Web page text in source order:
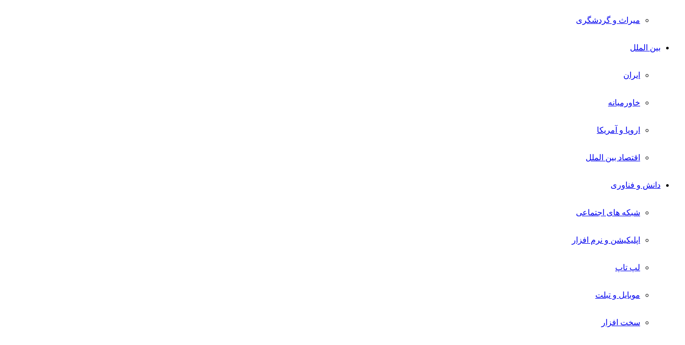
میراث و گردشگری
بین الملل
ایران
خاورمیانه
اروپا و آمریکا
اقتصاد بین الملل
دانش و فناوری
شبکه های اجتماعی
اپلیکیشن و نرم افزار
لپ تاپ
موبایل و تبلت
سخت افزار